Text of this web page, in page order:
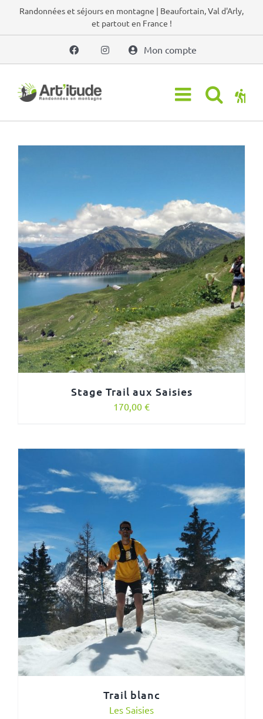
PasserRandonnées et séjours en montagne | Beaufortain, Val d'Arly,
et partout en France !
Mon compte
Stage Trail aux Saisies
170,00 €
Trail blanc
Les Saisies